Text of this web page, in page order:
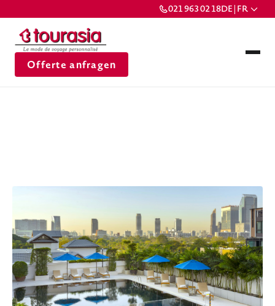
021 963 02 18DE | FR
Offerte anfragen